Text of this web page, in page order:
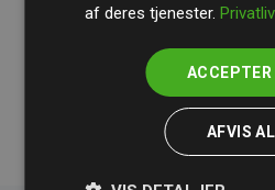
Deres revision dokumenterer,
medlemmernes websites
af deres tjenester.
ACCEPTER
AFVIS